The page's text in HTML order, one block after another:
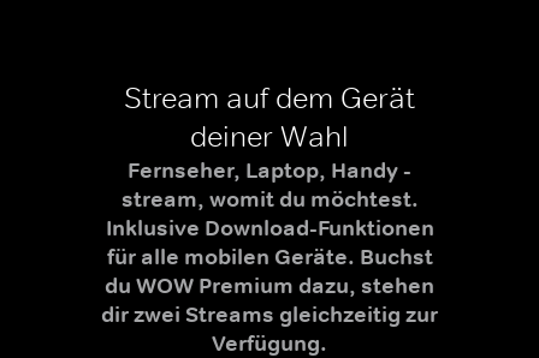
Stream auf dem Gerät
deiner Wahl
Fernseher, Laptop, Handy -
stream, womit du möchtest.
Inklusive Download-Funktionen
für alle mobilen Geräte. Buchst
du WOW Premium dazu, stehen
dir zwei Streams gleichzeitig zur
Verfügung.